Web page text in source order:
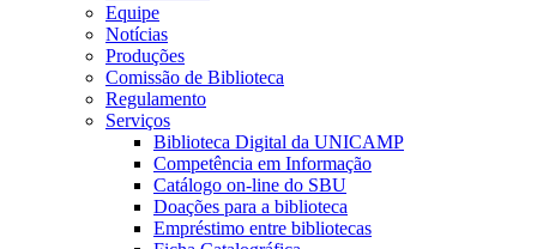
Equipe
Notícias
Produções
Comissão de Biblioteca
Regulamento
Serviços
Biblioteca Digital da UNICAMP
Competência em Informação
Catálogo on-line do SBU
Doações para a biblioteca
Empréstimo entre bibliotecas